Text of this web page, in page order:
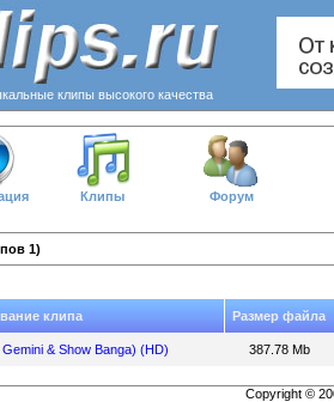
клипы высокого качества
Клипы Форум
1)
клипа Размер файла
& Show Banga) (HD) 387.78 Mb
Copyright ©